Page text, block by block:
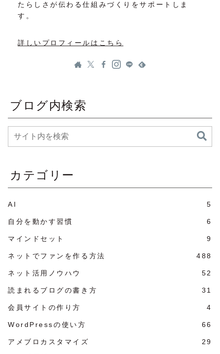
たらしさが伝わる仕組みづくりをサポートしま
す。
詳しいプロフィールはこちら
ブログ内検索
カテゴリー
AI 5
自分を動かす習慣 6
マインドセット 9
ネットでファンを作る方法 488
ネット活用ノウハウ 52
読まれるブログの書き方 31
会員サイトの作り方 4
WordPressの使い方 66
アメブロカスタマイズ 29